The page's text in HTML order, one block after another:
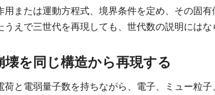
用または運動方程式、境界条件を定め、その固
えで三世代を再現しても、世代数の説明にはな
壊を同じ構造から再現する
荷と電弱量子数を持ちながら、電子、ミュー粒